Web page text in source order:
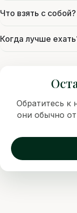
Что взять с собой?
Когда лучше
Обратитесь к
они обычно